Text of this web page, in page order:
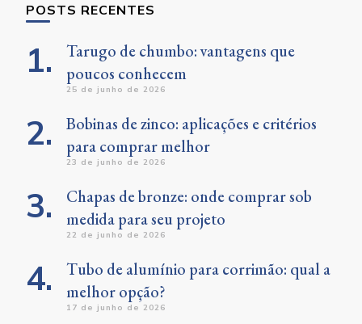
POSTS RECENTES
Tarugo de chumbo: vantagens que
poucos conhecem
25 de junho de 2026
Bobinas de zinco: aplicações e critérios
para comprar melhor
23 de junho de 2026
Chapas de bronze: onde comprar sob
medida para seu projeto
22 de junho de 2026
Tubo de alumínio para corrimão: qual a
melhor opção?
17 de junho de 2026